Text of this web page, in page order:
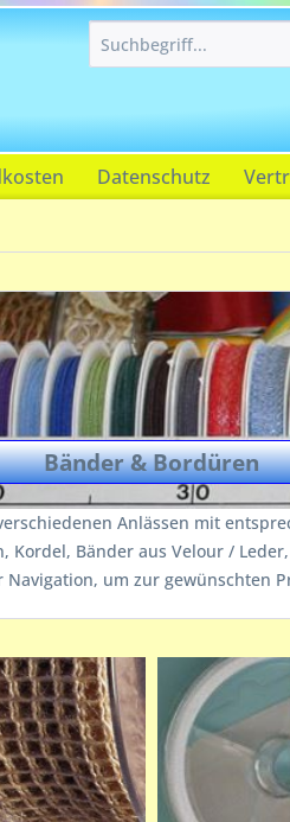
Datenschutz
Bänder & Bordüren
Anlässen mit
Kordel, Bänder aus Velour /
um zur gewünschten